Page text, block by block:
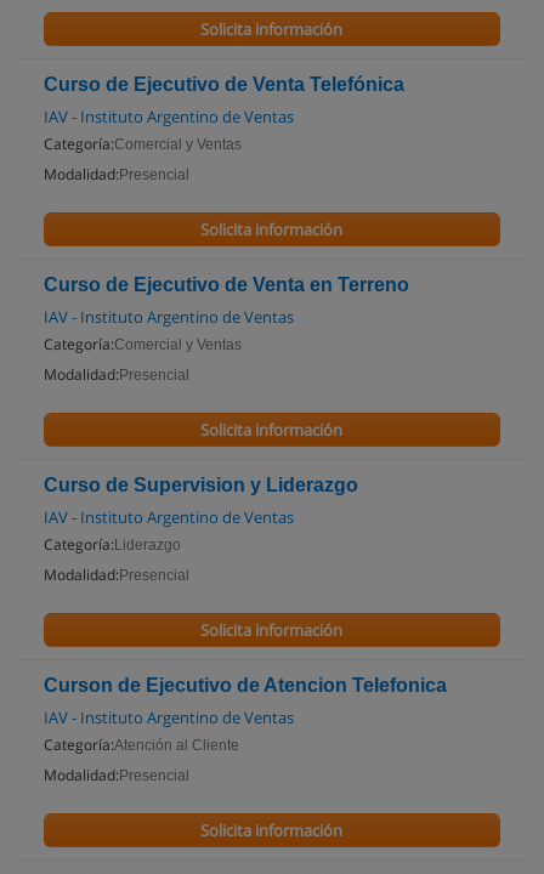
Solicita información
Curso de Ejecutivo de Venta Telefónica
IAV - Instituto Argentino de Ventas
Categoría:Comercial y Ventas
Modalidad: Presencial
Solicita información
Curso de Ejecutivo de Venta en Terreno
IAV - Instituto Argentino de Ventas
Categoría:Comercial y Ventas
Modalidad: Presencial
Solicita información
Curso de Supervision y Liderazgo
IAV - Instituto Argentino de Ventas
Categoría: Liderazgo
Modalidad: Presencial
Solicita información
Curson de Ejecutivo de Atencion Telefonica
IAV - Instituto Argentino de Ventas
Categoría:Atención al Cliente
Modalidad: Presencial
Solicita información